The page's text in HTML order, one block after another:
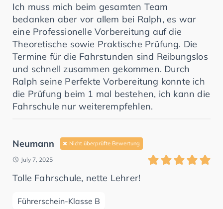
Ich muss mich beim gesamten Team
bedanken aber vor allem bei Ralph, es war
eine Professionelle Vorbereitung auf die
Theoretische sowie Praktische Prüfung. Die
Termine für die Fahrstunden sind Reibungslos
und schnell zusammen gekommen. Durch
Ralph seine Perfekte Vorbereitung konnte ich
die Prüfung beim 1 mal bestehen, ich kann die
Fahrschule nur weiterempfehlen.
Neumann Nicht überprüfte Bewertung
July 7, 2025
Tolle Fahrschule, nette Lehrer!
Führerschein-Klasse B